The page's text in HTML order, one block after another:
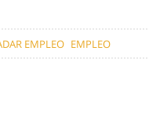
EMPLEO EMPLEO